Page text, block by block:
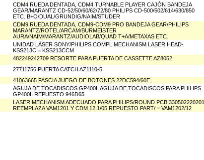
CDM4 RUEDA DENTADA, CDM4 TURNABLE PLAYER CAJÓN BANDEJA
GEAR/MARANTZ CD-52/50/60/62/72/80 PHILIPS CD-500/502/614/630/850
ETC. B+O/DUAL/GRUNDIG/NAIM/STUDER
CDM9 RUEDA DENTADA, CDM9-CDM9 PRO BANDEJA GEAR/PHILIPS
MARANTZ/ROTEL/ARCAM/BURMEISTER
AURA/NAIM/MARANTZ/AUDIOLAB/QUAD T+A/METAXAS ETC.
UNIDAD LÁSER SONY/PHILIPS COMPL.MECHANISM LASER HEAD-
KSS213C = KSS213CCM
482249242709 RESORTE PARA PUERTA DE CASSETTE AZ8052
27711756 PUERTA CATCH AZ1110-5
41063665 FASCIA JUEGO DE BOTONES 22DC594/60E
AGUJA DE TOCADISCOS GP400I, AGUJA DE TOCADISCOS PARA PHILIPS
GP400II REPUESTO 946D65
LASER MECHANISM ADECUADO PARA PHILIPS/ROUND PCB!330502220201
REEMPLAZA VAM1201 Y CDM 12.1/05 REPUESTO PART/ = VAM1202/12